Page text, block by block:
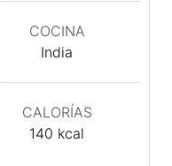
COCINA
India
CALORÍAS
140 kcal